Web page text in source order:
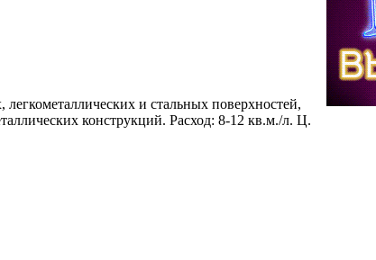
и стальных поверхностей,
конструкций. Расход: 8-12 кв.м./л. Ц.